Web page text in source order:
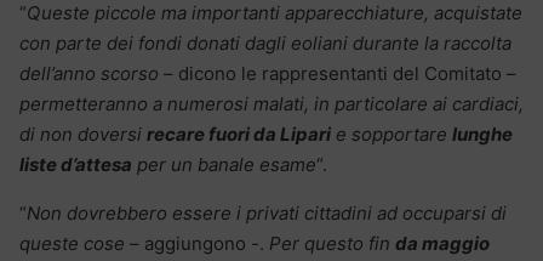
“Queste piccole ma importanti apparecchiature, acquistate
con parte dei fondi donati dagli eoliani durante la raccolta
dell’anno scorso – dicono le rappresentanti del Comitato –
permetteranno a numerosi malati, in particolare ai cardiaci,
di non doversi recare fuori da Lipari e sopportare lunghe
liste d’attesa per un banale esame“.
“Non dovrebbero essere i privati cittadini ad occuparsi di
queste cose – aggiungono -. Per questo fin da maggio